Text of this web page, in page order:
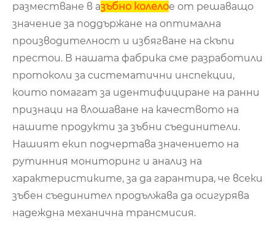
разместване в aзъбно колелое от решаващо
значение за поддържане на оптимална
производителност и избягване на скъпи
престои. В нашата фабрика сме разработили
протоколи за систематични инспекции,
които помагат за идентифициране на ранни
признаци на влошаване на качеството на
нашите продукти за зъбни съединители.
Нашият екип подчертава значението на
рутинния мониторинг и анализ на
характеристиките, за да гарантира, че всеки
зъбен съединител продължава да осигурява
надеждна механична трансмисия.